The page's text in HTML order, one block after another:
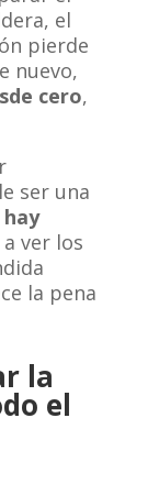
el
pierde
nuevo,
cero,
ser una
hay
ver los
la pena
la
el